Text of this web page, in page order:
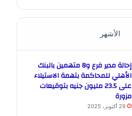
الأشهر
إحالة مدير فرع و8 متهمين بالبنك
الأهلي للمحاكمة بتهمة الاستيلاء
على 23.5 مليون جنيه بتوقيعات
مزورة
29 أكتوبر، 2025